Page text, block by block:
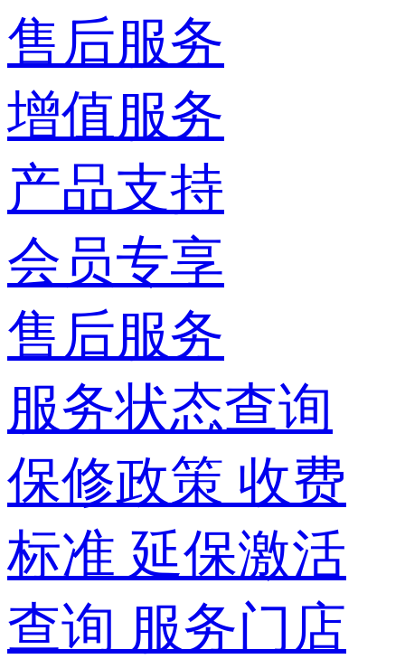
售后服务
增值服务
产品支持
会员专享
售后服务
服务状态查询
保修政策 收费
标准 延保激活
查询 服务门店